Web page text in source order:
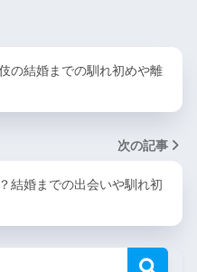
の結婚までの馴れ初めや離
次の記事
結婚までの出会いや馴れ初